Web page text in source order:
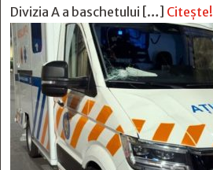
Divizia A a baschetului […] Citește!